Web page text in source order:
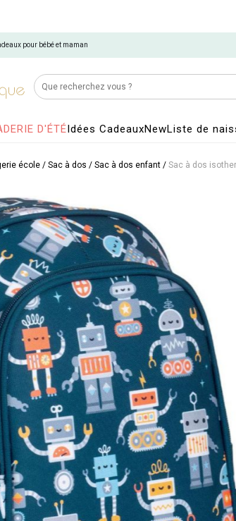
pour bébé et maman
D'ÉTÉIdées CadeauxNewListe de
école / Sac à dos / Sac à dos enfant / Sac à dos